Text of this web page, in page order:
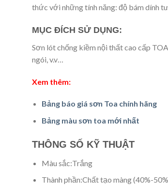
thức với những tính năng: độ bám dính
MỤC ĐÍCH SỬ DỤNG:
Sơn lót chống kiềm nội thất cao cấp
ngói, v.v…
Xem thêm:
Bảng báo giá sơn Toa chính hãng
Bảng màu sơn toa mới nhất
THÔNG SỐ KỸ THUẬT
Màu sắc:Trắng
Thành phần:Chất tạo màng (40%-